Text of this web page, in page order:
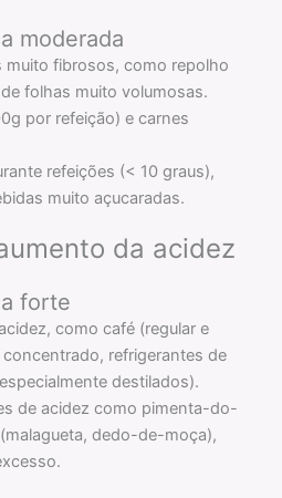
moderada
muito fibrosos, como repolho
folhas muito volumosas.
por refeição) e carnes
refeições (< 10 graus),
muito açucaradas.
da acidez
forte
como café (regular e
refrigerantes de
destilados).
de acidez como pimenta-do-
dedo-de-moça),